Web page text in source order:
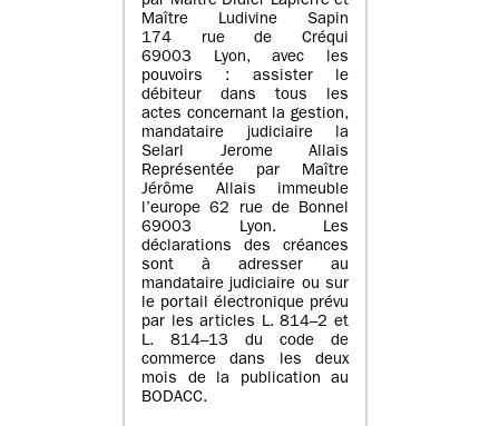
Maître Ludivine Sapin
174 rue de Créqui
69003 Lyon, avec les
pouvoirs : assister le
débiteur dans tous les
actes concernant la gestion,
mandataire judiciaire la
Selarl Jerome Allais
Représentée par Maître
Jérôme Allais immeuble
l’europe 62 rue de Bonnel
69003 Lyon. Les
déclarations des créances
sont à adresser au
mandataire judiciaire ou sur
le portail électronique prévu
par les articles L. 814–2 et
L. 814–13 du code de
commerce dans les deux
mois de la publication au
BODACC.